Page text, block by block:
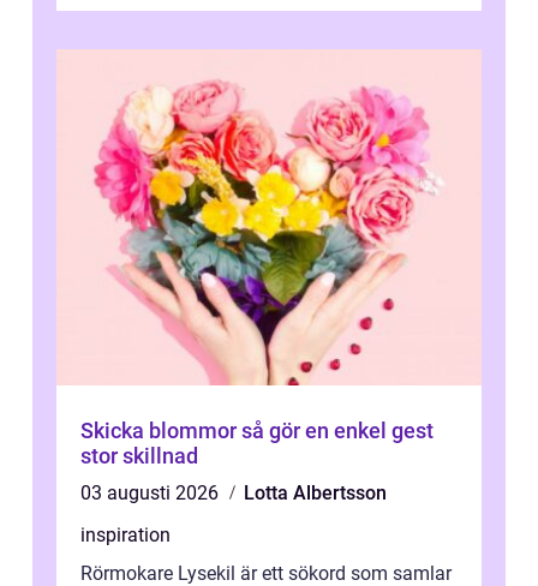
Skicka blommor så gör en enkel gest
stor skillnad
03 augusti 2026
Lotta Albertsson
inspiration
Rörmokare Lysekil är ett sökord som samlar